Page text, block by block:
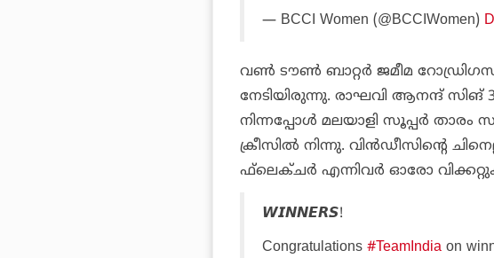
— BCCI Women (@BCCIWomen)
വണ്‍ ടൗണ്‍ ബാറ്റര്‍ ജമീമ
നേടിയിരുന്നു. രാഘവി ആനന്ദ്
നിന്നപ്പോള്‍ മലയാളി സൂപ്പര്‍
ക്രീസില്‍ നിന്നു. വിന്‍ഡീസിന്റെ
ഫ്‌ലെക്ചര്‍ എന്നിവര്‍ ഓരോ
𝙒𝙄𝙉𝙉𝙀𝙍𝙎!
Congratulations #TeamIndia on